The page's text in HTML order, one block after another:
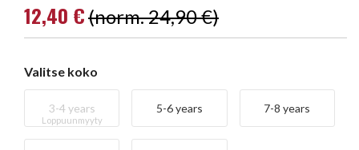
12,40 €(norm. 24,90 €)
Valitse koko
3-4 years
Loppuunmyyty
5-6 years 7-8 years